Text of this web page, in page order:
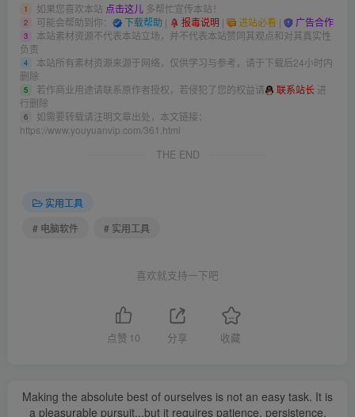
1 如果您喜欢本站 点击这儿 多帮忙宣传本站！
2 可能会帮助到你： 下载帮助 | 报毒说明 | 进站必看 | 广告合作
3
本站素材资源不代表本站立场，并不代表本站赞同其观点和对其真实性
负责
4
本站所有素材资源来源于网络，仅供学习与参考，请于下载后24小时内
删除
5 若作商业用途请联系原作者授权，若侵犯了您的权益请 联系站长 进
行删除
6
如需要转载请注明文章出处，本文链接：
https://www.youyuanvip.com/361.html
THE END
实用工具
# 电脑软件
# 实用工具
喜欢就支持一下吧
点赞 10 分享 收藏
Making the absolute best of ourselves is not an easy task. It is
a pleasurable pursuit...but it requires patience, persistence,